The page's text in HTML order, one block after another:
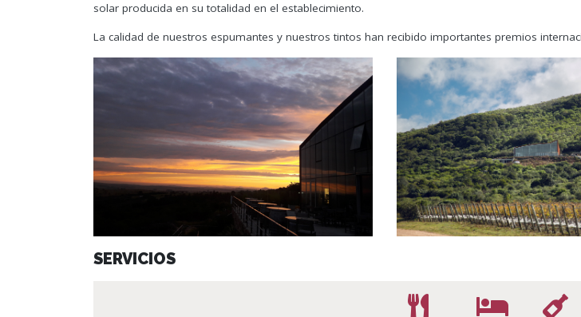
solar producida en su totalidad en el establecimiento.
La calidad de nuestros espumantes y nuestros tintos han recibido importantes premios
SERVICIOS